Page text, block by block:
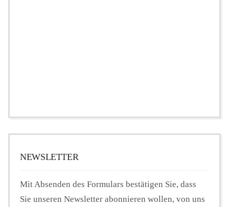
NEWSLETTER
Mit Absenden des Formulars bestätigen Sie, dass
Sie unseren Newsletter abonnieren wollen, von uns